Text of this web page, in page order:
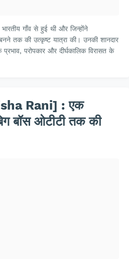
गाँव से हुई थी और जिन्होंने
तक की उत्कृष्ट यात्रा की। उनकी शानदार
परोपकार और दीर्घकालिक विरासत के
Rani] : एक
बॉस ओटीटी तक की